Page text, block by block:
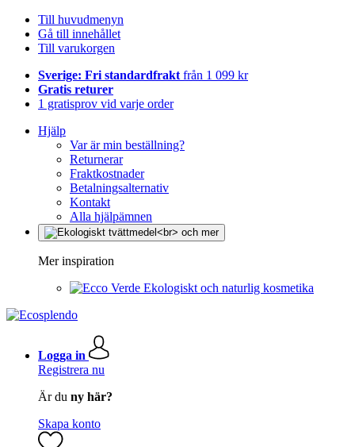
Till huvudmenyn
Gå till innehållet
Till varukorgen
Sverige: Fri standardfrakt från 1 099 kr
Gratis returer
1 gratisprov vid varje order
Hjälp
Var är min beställning?
Returnerar
Fraktkostnader
Betalningsalternativ
Kontakt
Alla hjälpämnen
Mer inspiration
Ekologiskt och naturlig kosmetika
Logga in
Registrera nu
Är du ny här?
Skapa konto